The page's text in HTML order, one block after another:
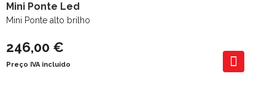
Mini Ponte Led
Mini Ponte alto brilho
246,00 €
Preço IVA incluído